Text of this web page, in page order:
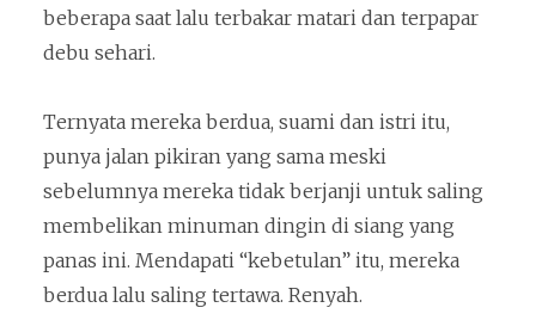
beberapa saat lalu terbakar matari dan terpapar
debu sehari.
Ternyata mereka berdua, suami dan istri itu,
punya jalan pikiran yang sama meski
sebelumnya mereka tidak berjanji untuk saling
membelikan minuman dingin di siang yang
panas ini. Mendapati “kebetulan” itu, mereka
berdua lalu saling tertawa. Renyah.